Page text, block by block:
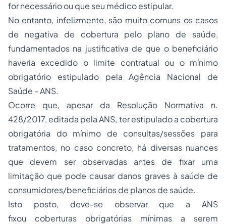
for necessário ou que seu médico estipular.
No entanto, infelizmente, são muito comuns os casos
de negativa de cobertura pelo plano de saúde,
fundamentados na justificativa de que o beneficiário
haveria excedido o limite contratual ou o mínimo
obrigatório estipulado pela Agência Nacional de
Saúde - ANS.
Ocorre que, apesar da Resolução Normativa n.
428/2017, editada pela ANS, ter estipulado a cobertura
obrigatória do mínimo de consultas/sessões para
tratamentos, no caso concreto, há diversas nuances
que devem ser observadas antes de fixar uma
limitação que pode causar danos graves à saúde de
consumidores/beneficiários de planos de saúde.
Isto posto, deve-se observar que a ANS
fixou coberturas obrigatórias mínimas a serem